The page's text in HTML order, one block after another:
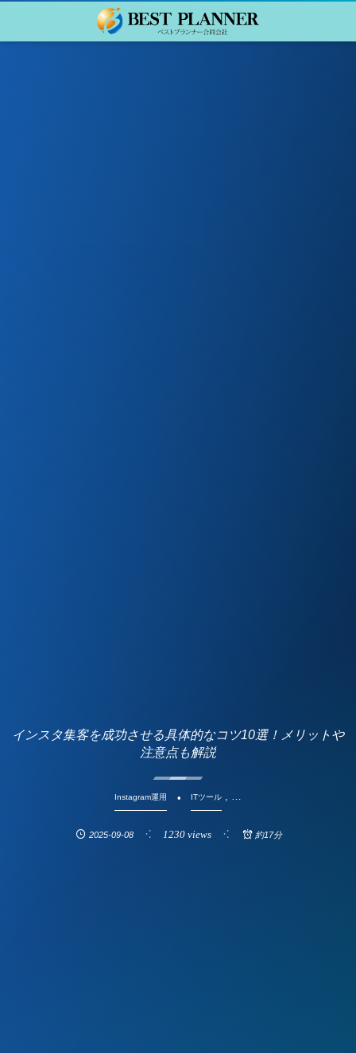
インスタ集客を成功させる具体的なコツ10選！メリットや
注意点も解説
Instagram運用 ITツール , …
2025-09-08 1230 views 約17分